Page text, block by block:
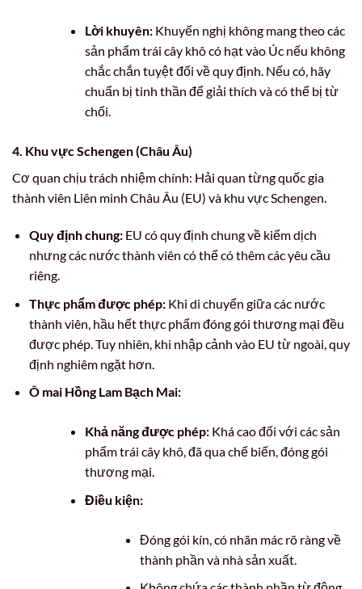
Lời khuyên:Khuyến nghị không mang theo các
sản phẩm trái cây khô có hạt vào Úc nếu không
chắc chắn tuyệt đối về quy định. Nếu có, hãy
chuẩn bị tinh thần để giải thích và có thể bị từ
chối.
4. Khu vực Schengen (Châu Âu)
Cơ quan chịu trách nhiệm chính: Hải quan từng quốc gia
thành viên Liên minh Châu Âu (EU) và khu vực Schengen.
Quy định chung:EU có quy định chung về kiểm dịch
nhưng các nước thành viên có thể có thêm các yêu cầu
riêng.
Thực phẩm được phép:Khi di chuyển giữa các nước
thành viên, hầu hết thực phẩm đóng gói thương mại đều
được phép. Tuy nhiên, khi nhập cảnh vào EU từ ngoài, quy
định nghiêm ngặt hơn.
Ô mai Hồng Lam Bạch Mai:
Khả năng được phép:Khá cao đối với các sản
phẩm trái cây khô, đã qua chế biến, đóng gói
thương mại.
Điều kiện:
Đóng gói kín, có nhãn mác rõ ràng về
thành phần và nhà sản xuất.